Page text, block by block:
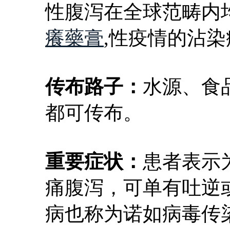
性腹泻在全球范畴内
癢藥膏,性疫情的沾
传布路子： 水源、食
都可传布。
重要症状： 患者表示
痛腹泻，可单有吐逆
病也称为诺如病毒传